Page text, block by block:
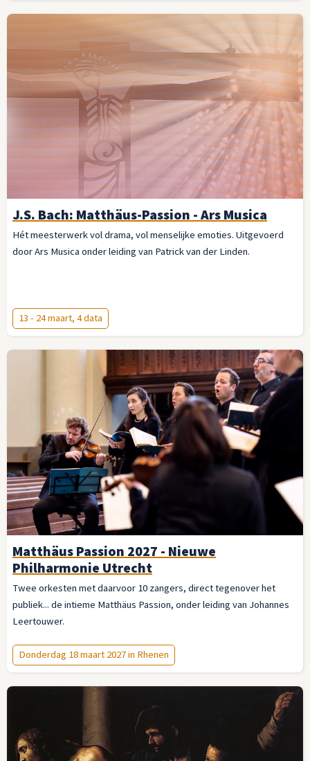
J.S. Bach: Matthäus-Passion - Ars Musica
Hét meesterwerk vol drama, vol menselijke emoties. Uitgevoerd
door Ars Musica onder leiding van Patrick van der Linden.
13 - 24 maart, 4 data
Matthäus Passion 2027 - Nieuwe
Philharmonie Utrecht
Twee orkesten met daarvoor 10 zangers, direct tegenover het
publiek... de intieme Matthäus Passion, onder leiding van Johannes
Leertouwer.
Donderdag 18 maart 2027 in Rhenen